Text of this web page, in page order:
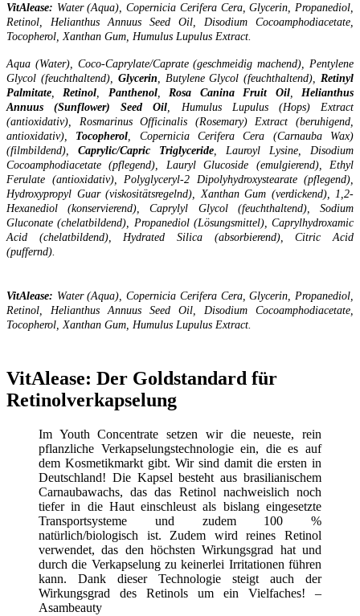
VitAlease: Water (Aqua), Copernicia Cerifera Cera, Glycerin, Propanediol,
Retinol, Helianthus Annuus Seed Oil, Disodium Cocoamphodiacetate,
Tocopherol, Xanthan Gum, Humulus Lupulus Extract.
Aqua (Water), Coco-Caprylate/Caprate (geschmeidig machend), Pentylene
Glycol (feuchthaltend), Glycerin , Butylene Glycol (feuchthaltend), Retinyl
Palmitate
Retinol Panthenol, Rosa Canina Fruit Oil, Helianthus
Annuus (Sunflower) Seed Oil , Humulus Lupulus (Hops) Extract
(antioxidativ), Rosmarinus Officinalis (Rosemary) Extract (beruhigend,
antioxidativ), Tocopherol , Copernicia Cerifera Cera (Carnauba Wax)
(filmbildend), Caprylic/Capric Triglyceride , Lauroyl Lysine, Disodium
Cocoamphodiacetate (pflegend), Lauryl Glucoside (emulgierend), Ethyl
Ferulate (antioxidativ), Polyglyceryl-2 Dipolyhydroxystearate (pflegend),
Hydroxypropyl Guar (viskositätsregelnd), Xanthan Gum (verdickend), 1,2-
Hexanediol (konservierend), Caprylyl Glycol (feuchthaltend), Sodium
Gluconate (chelatbildend), Propanediol (Lösungsmittel), Caprylhydroxamic
Acid (chelatbildend), Hydrated Silica (absorbierend), Citric Acid
(puffernd).
VitAlease: Water (Aqua), Copernicia Cerifera Cera, Glycerin, Propanediol,
Retinol, Helianthus Annuus Seed Oil, Disodium Cocoamphodiacetate,
Tocopherol, Xanthan Gum, Humulus Lupulus Extract.
VitAlease: Der Goldstandard für
Retinolverkapselung
Im Youth Concentrate setzen wir die neueste, rein
pflanzliche Verkapselungstechnologie ein, die es auf
dem Kosmetikmarkt gibt. Wir sind damit die ersten in
Deutschland! Die Kapsel besteht aus brasilianischem
Carnaubawachs, das das Retinol nachweislich noch
tiefer in die Haut einschleust als bislang eingesetzte
Transportsysteme und zudem 100 %
natürlich/biologisch ist. Zudem wird reines Retinol
verwendet, das den höchsten Wirkungsgrad hat und
durch die Verkapselung zu keinerlei Irritationen führen
kann. Dank dieser Technologie steigt auch der
Wirkungsgrad des Retinols um ein Vielfaches! –
Asambeauty